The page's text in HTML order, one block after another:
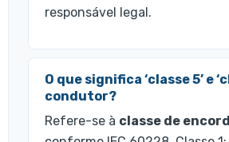
responsável legal.
O que significa ‘classe 5’ e
condutor?
Refere-se à classe de